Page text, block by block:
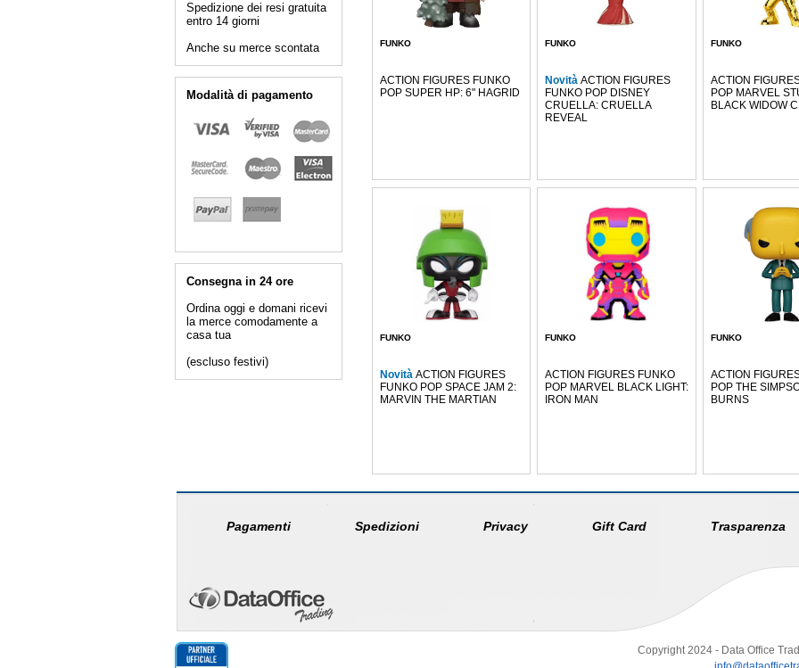
Spedizione dei resi gratuita
entro 14 giorni
Anche su merce scontata
Modalità di pagamento
Consegna in 24 ore
Ordina oggi e domani ricevi
la merce comodamente a
casa tua
(escluso festivi)
FUNKO
ACTION FIGURES FUNKO
POP SUPER HP: 6" HAGRID
FUNKO
Novità ACTION FIGURES
FUNKO POP DISNEY
CRUELLA: CRUELLA
REVEAL
FUNKO
ACTION
POP MARVEL
BLACK WIDOW
FUNKO
Novità ACTION FIGURES
FUNKO POP SPACE JAM 2:
MARVIN THE MARTIAN
FUNKO
ACTION FIGURES FUNKO
POP MARVEL BLACK LIGHT:
IRON MAN
FUNKO
ACTION
POP THE
BURNS
Pagamenti Spedizioni Privacy Gift Card Trasparenza
Copyright 2024 - Data Office